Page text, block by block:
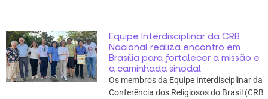
Equipe Interdisciplinar da CRB
Nacional realiza encontro em
Brasília para fortalecer a missão e
a caminhada sinodal
Os membros da Equipe Interdisciplinar da
Conferência dos Religiosos do Brasil (CRB